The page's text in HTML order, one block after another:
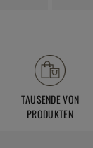
TAUSENDE VON
PRODUKTEN